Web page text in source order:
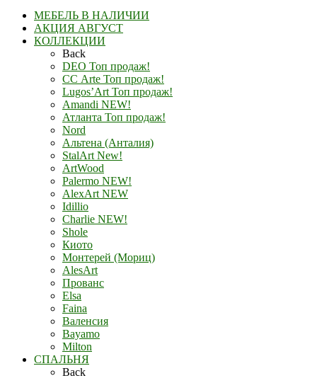
МЕБЕЛЬ В НАЛИЧИИ
АКЦИЯ АВГУСТ
КОЛЛЕКЦИИ
Back
DEO Топ продаж!
СС Arte Топ продаж!
Lugos’Art Топ продаж!
Amandi NEW!
Атланта Топ продаж!
Nord
Альтена (Анталия)
StalArt New!
ArtWood
Palermo NEW!
AlexArt NEW
Idillio
Charlie NEW!
Shole
Киото
Монтерей (Мориц)
AlesArt
Прованс
Elsa
Faina
Валенсия
Bayamo
Milton
СПАЛЬНЯ
Back